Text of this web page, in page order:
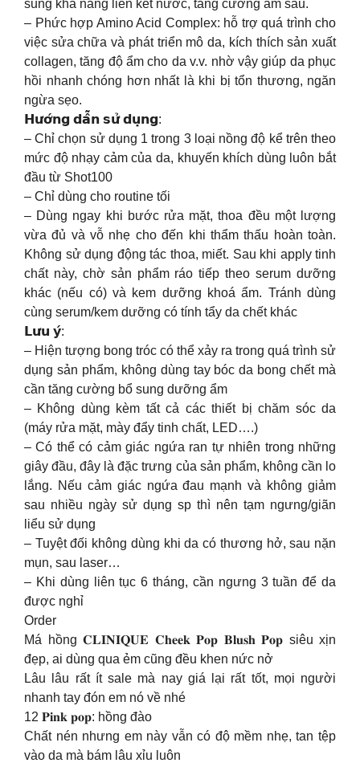
sung khả năng liên kết nước, tăng cường ẩm sâu.
– Phức hợp Amino Acid Complex: hỗ trợ quá trình cho
việc sửa chữa và phát triển mô da, kích thích sản xuất
collagen, tăng độ ẩm cho da v.v. nhờ vậy giúp da phục
hồi nhanh chóng hơn nhất là khi bị tổn thương, ngăn
ngừa sẹo.
𝗛𝘂̛𝗼̛́𝗻𝗴 𝗱𝗮̂̃𝗻 𝘀𝘂̛̉ 𝗱𝘂̣𝗻𝗴:
– Chỉ chọn sử dụng 1 trong 3 loại nồng độ kể trên theo
mức độ nhạy cảm của da, khuyến khích dùng luôn bắt
đầu từ Shot100
– Chỉ dùng cho routine tối
– Dùng ngay khi bước rửa mặt, thoa đều một lượng
vừa đủ và vỗ nhẹ cho đến khi thẩm thấu hoàn toàn.
Không sử dụng động tác thoa, miết. Sau khi apply tinh
chất này, chờ sản phẩm ráo tiếp theo serum dưỡng
khác (nếu có) và kem dưỡng khoá ẩm. Tránh dùng
cùng serum/kem dưỡng có tính tẩy da chết khác
𝗟𝘂̛𝘂 𝘆́:
– Hiện tượng bong tróc có thể xảy ra trong quá trình sử
dụng sản phẩm, không dùng tay bóc da bong chết mà
cần tăng cường bổ sung dưỡng ẩm
– Không dùng kèm tất cả các thiết bị chăm sóc da
(máy rửa mặt, mày đẩy tinh chất, LED….)
– Có thể có cảm giác ngứa ran tự nhiên trong những
giây đầu, đây là đặc trưng của sản phẩm, không cần lo
lắng. Nếu cảm giác ngứa đau mạnh và không giảm
sau nhiều ngày sử dụng sp thì nên tạm ngưng/giãn
liểu sử dụng
– Tuyệt đối không dùng khi da có thương hở, sau nặn
mụn, sau laser…
– Khi dùng liên tục 6 tháng, cần ngưng 3 tuần để da
được nghỉ
Order
Má hồng 𝐂𝐋𝐈𝐍𝐈𝐐𝐔𝐄 𝐂𝐡𝐞𝐞𝐤 𝐏𝐨𝐩 𝐁𝐥𝐮𝐬𝐡 𝐏𝐨𝐩 siêu xịn
đẹp, ai dùng qua ẻm cũng đều khen nức nở
Lâu lâu rất ít sale mà nay giá lại rất tốt, mọi người
nhanh tay đón em nó về nhé
12 𝐏𝐢𝐧𝐤 𝐩𝐨𝐩: hồng đào
Chất nén nhưng em này vẫn có độ mềm nhẹ, tan tệp
vào da mà bám lâu xỉu luôn